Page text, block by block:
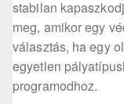
stabilan
meg, amikor egy
választás, ha egy
egyetlen
programodhoz.